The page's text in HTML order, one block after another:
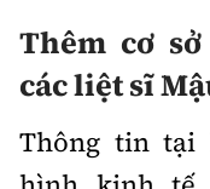
Thêm cơ
các liệt sĩ
Thông tin tại